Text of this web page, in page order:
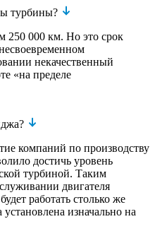
турбины?
250 000 км. Но это срок
некачественный
«на пределе
компаний по производству
достичь уровень
турбиной. Таким
двигателя
работать столько же
изначально на